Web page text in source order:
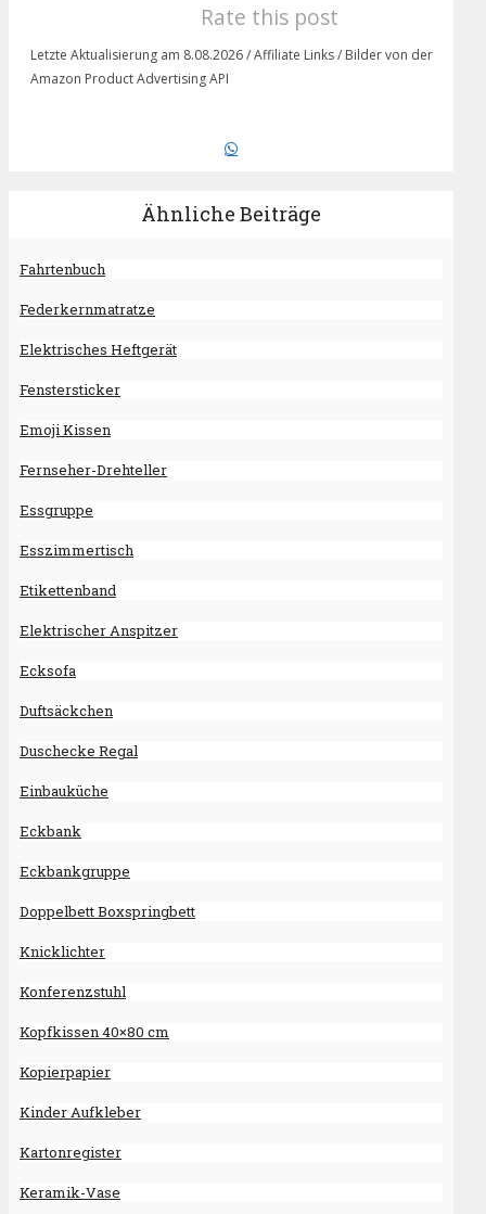
Rate this post
Letzte Aktualisierung am 8.08.2026 / Affiliate Links / Bilder von der
Amazon Product Advertising API
Ähnliche Beiträge
Fahrtenbuch
Federkernmatratze
Elektrisches Heftgerät
Fenstersticker
Emoji Kissen
Fernseher-Drehteller
Essgruppe
Esszimmertisch
Etikettenband
Elektrischer Anspitzer
Ecksofa
Duftsäckchen
Duschecke Regal
Einbauküche
Eckbank
Eckbankgruppe
Doppelbett Boxspringbett
Knicklichter
Konferenzstuhl
Kopfkissen 40×80 cm
Kopierpapier
Kinder Aufkleber
Kartonregister
Keramik-Vase